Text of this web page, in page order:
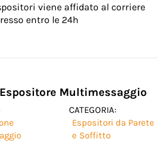
viene affidato al corriere
entro le 24h
Multimessaggio
CATEGORIA:
Espositori da Parete
e Soffitto